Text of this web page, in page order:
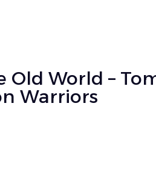
Old World –
Warriors